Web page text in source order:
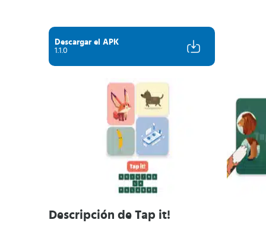
Descargar el APK
1.1.0
Descripción de Tap it!